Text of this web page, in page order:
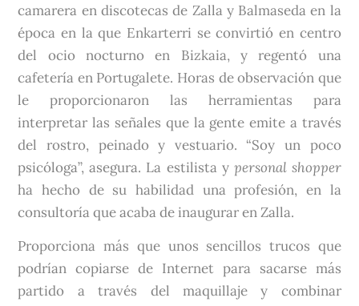
camarera en discotecas de Zalla y Balmaseda en la
época en la que Enkarterri se convirtió en centro
del ocio nocturno en Bizkaia, y regentó una
cafetería en Portugalete. Horas de observación que
le proporcionaron las herramientas para
interpretar las señales que la gente emite a través
del rostro, peinado y vestuario. “Soy un poco
psicóloga”, asegura. La estilista y personal shopper
ha hecho de su habilidad una profesión, en la
consultoría que acaba de inaugurar en Zalla.
Proporciona más que unos sencillos trucos que
podrían copiarse de Internet para sacarse más
partido a través del maquillaje y combinar